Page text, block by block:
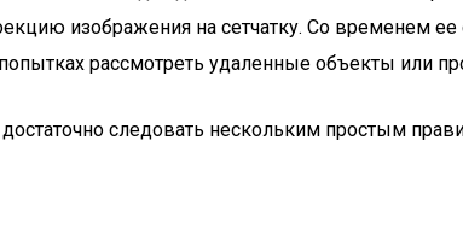
изображения на сетчатку. Со временем
рассмотреть удаленные объекты или
следовать нескольким простым